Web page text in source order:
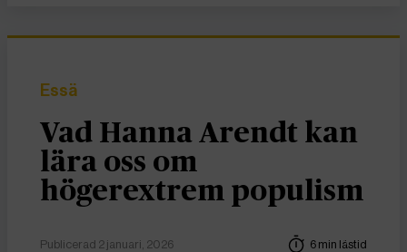
Essä
Vad Hanna Arendt kan
lära oss om
högerextrem populism
Publicerad 2 januari, 2026 6 min lästid